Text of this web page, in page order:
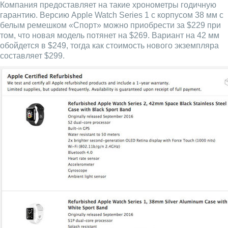
Компания предоставляет на такие хронометры годичную
гарантию. Версию Apple Watch Series 1 с корпусом 38 мм с
белым ремешком «Спорт» можно приобрести за $229 при
том, что новая модель потянет на $269. Вариант на 42 мм
обойдется в $249, тогда как стоимость нового экземпляра
составляет $299.